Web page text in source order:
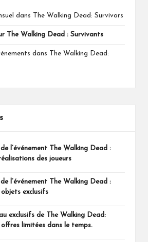
dans The Walking Dead: Survivors
The Walking Dead : Survivants
dans The Walking Dead:
l’événement The Walking Dead :
des joueurs
l’événement The Walking Dead :
exclusifs
exclusifs de The Walking Dead:
limitées dans le temps.